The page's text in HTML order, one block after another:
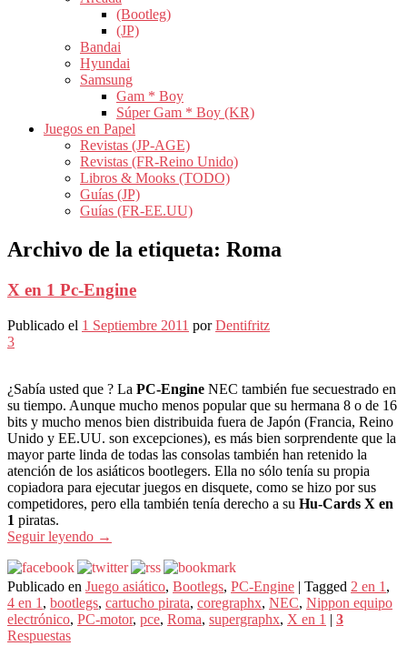
(Bootleg)
(JP)
Bandai
Hyundai
Samsung
Gam * Boy
Súper Gam * Boy (KR)
Juegos en Papel
Revistas (JP-AGE)
Revistas (FR-Reino Unido)
Libros & Mooks (TODO)
Guías (JP)
Guías (FR-EE.UU)
Archivo de la etiqueta: Roma
X en 1 Pc-Engine
Publicado el 1 Septiembre 2011 porDentifritz
3
¿Sabía usted que ? La PC-Engine NEC también fue secuestrado en
su tiempo. Aunque mucho menos popular que su hermana 8 o de 16
bits y mucho menos bien distribuida fuera de Japón (Francia, Reino
Unido y EE.UU. son excepciones), es más bien sorprendente que la
mayor parte linda de todas las consolas también han retenido la
atención de los asiáticos bootlegers. Ella no sólo tenía su propia
copiadora para ejecutar juegos en disquete, como se hizo por sus
competidores, pero ella también tenía derecho a su Hu-Cards X en
1 piratas.
Seguir leyendo →
Publicado en Juego asiático, Bootlegs, PC-Engine | Tagged 2 en 1 ,
4 en 1 , bootlegs, cartucho pirata, coregraphx, NEC, Nippon equipo
electrónico, PC-motor, pce, Roma, supergraphx, X en 1 | 3
Respuestas